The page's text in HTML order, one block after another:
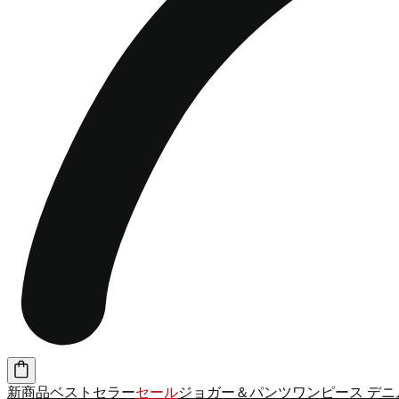
新商品ベストセラーセールジョガー＆パンツワンピース デニ